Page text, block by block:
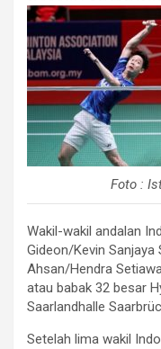
Foto :
Wakil-wakil andalan
Gideon/Kevin
Ahsan/Hendra
atau babak 32 besar
Saarlandhalle
Setelah lima wakil